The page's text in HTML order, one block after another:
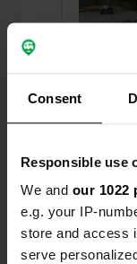
Consent
Responsible use
We and our 1022
e.g. your IP-
store and access
serve
Een
een